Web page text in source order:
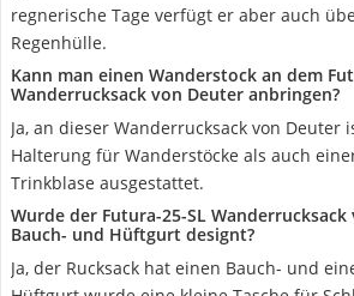
regnerische Tage verfügt er aber auch
Regenhülle.
Kann man einen Wanderstock an dem
Wanderrucksack von Deuter anbringen?
Ja, an dieser Wanderrucksack von Deuter
Halterung für Wanderstöcke als auch
Trinkblase ausgestattet.
Wurde der Futura-25-SL
Bauch- und Hüftgurt designt?
Ja, der Rucksack hat einen Bauch- und